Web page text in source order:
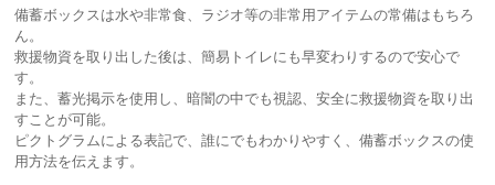
備蓄ボックスは水や非常食、ラジオ等の非常用アイテムの常備はもちろ
ん。
救援物資を取り出した後は、簡易トイレにも早変わりするので安心で
す。
また、蓄光掲示を使用し、暗闇の中でも視認、安全に救援物資を取り出
すことが可能。
ピクトグラムによる表記で、誰にでもわかりやすく、備蓄ボックスの使
用方法を伝えます。